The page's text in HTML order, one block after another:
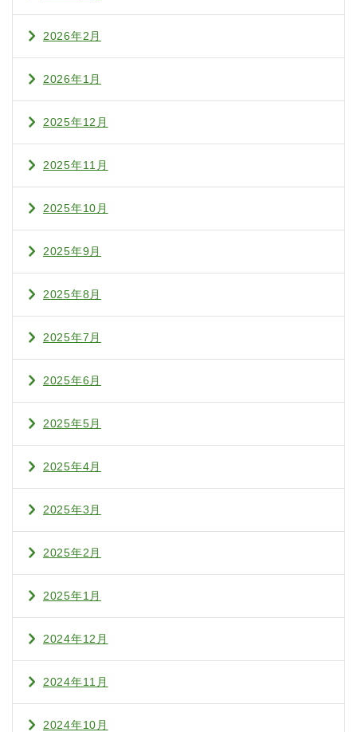
2026年2月
2026年1月
2025年12月
2025年11月
2025年10月
2025年9月
2025年8月
2025年7月
2025年6月
2025年5月
2025年4月
2025年3月
2025年2月
2025年1月
2024年12月
2024年11月
2024年10月